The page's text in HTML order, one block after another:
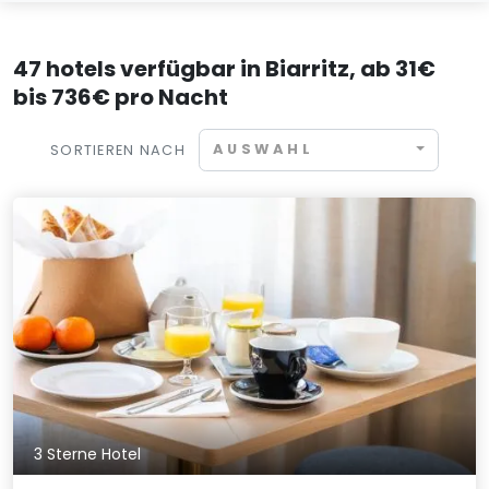
47 hotels verfügbar in Biarritz, ab 31€
bis 736€ pro Nacht
SORTIEREN NACH AUSWAHL
3 Sterne Hotel